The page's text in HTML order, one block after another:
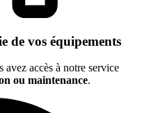
de vos équipements
avez accès à notre service
ou maintenance.